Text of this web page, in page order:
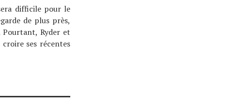
difficile pour le
de plus près,
Pourtant, Ryder et
ses récentes